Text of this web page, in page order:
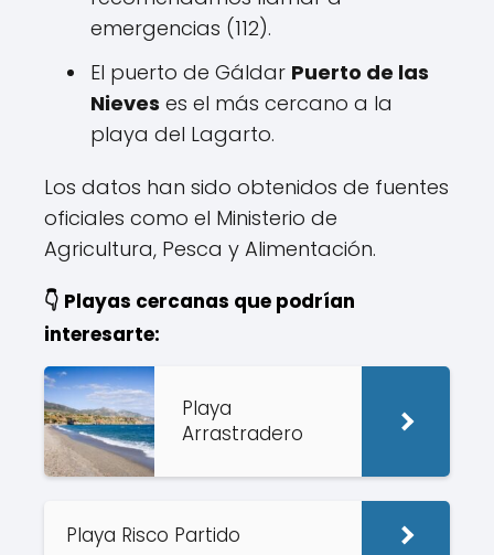
emergencias (112).
El puerto de Gáldar Puerto de las
Nieves es el más cercano a la
playa del Lagarto.
Los datos han sido obtenidos de fuentes
oficiales como el Ministerio de
Agricultura, Pesca y Alimentación.
👇 Playas cercanas que podrían
interesarte:
Playa
Arrastradero
Playa Risco Partido